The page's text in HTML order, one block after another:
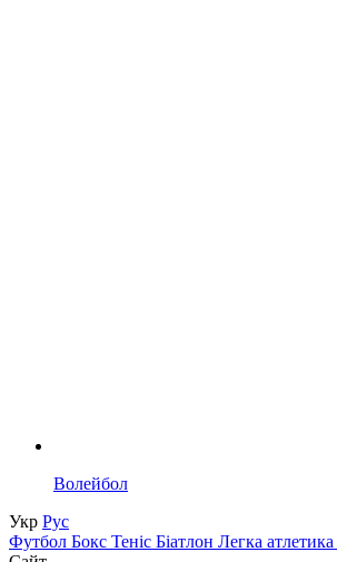
Волейбол
Укр Рус
Футбол Бокс Теніс Біатлон Легка атлетика